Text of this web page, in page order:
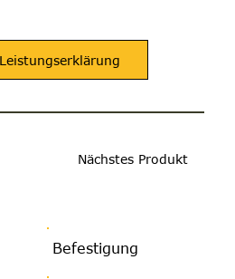
Befestigung
Nächstes Produkt